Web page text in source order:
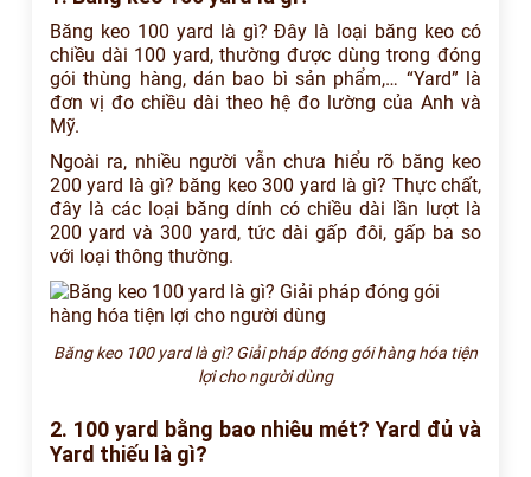
Băng keo 100 yard là gì? Đây là loại băng keo có
chiều dài 100 yard, thường được dùng trong đóng
gói thùng hàng, dán bao bì sản phẩm,… “Yard” là
đơn vị đo chiều dài theo hệ đo lường của Anh và
Mỹ.
Ngoài ra, nhiều người vẫn chưa hiểu rõ băng keo
200 yard là gì? băng keo 300 yard là gì? Thực chất,
đây là các loại băng dính có chiều dài lần lượt là
200 yard và 300 yard, tức dài gấp đôi, gấp ba so
với loại thông thường.
Băng keo 100 yard là gì? Giải pháp đóng gói hàng hóa tiện
lợi cho người dùng
2. 100 yard bằng bao nhiêu mét? Yard đủ và
Yard thiếu là gì?